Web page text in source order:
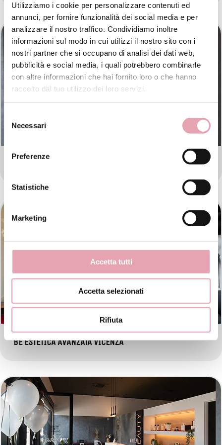
Utilizziamo i cookie per personalizzare contenuti ed
annunci, per fornire funzionalità dei social media e per
analizzare il nostro traffico. Condividiamo inoltre
informazioni sul modo in cui utilizzi il nostro sito con i
nostri partner che si occupano di analisi dei dati web,
pubblicità e social media, i quali potrebbero combinarle
con altre informazioni che hai fornito loro o che hanno
raccolto dal tuo utilizzo dei loro servizi.
delNecessari
Preferenze
Statistiche
Marketing
Accetta tutti
Accetta selezionati
Rifiuta
BE ESTETICA AVANZATA VICENZA